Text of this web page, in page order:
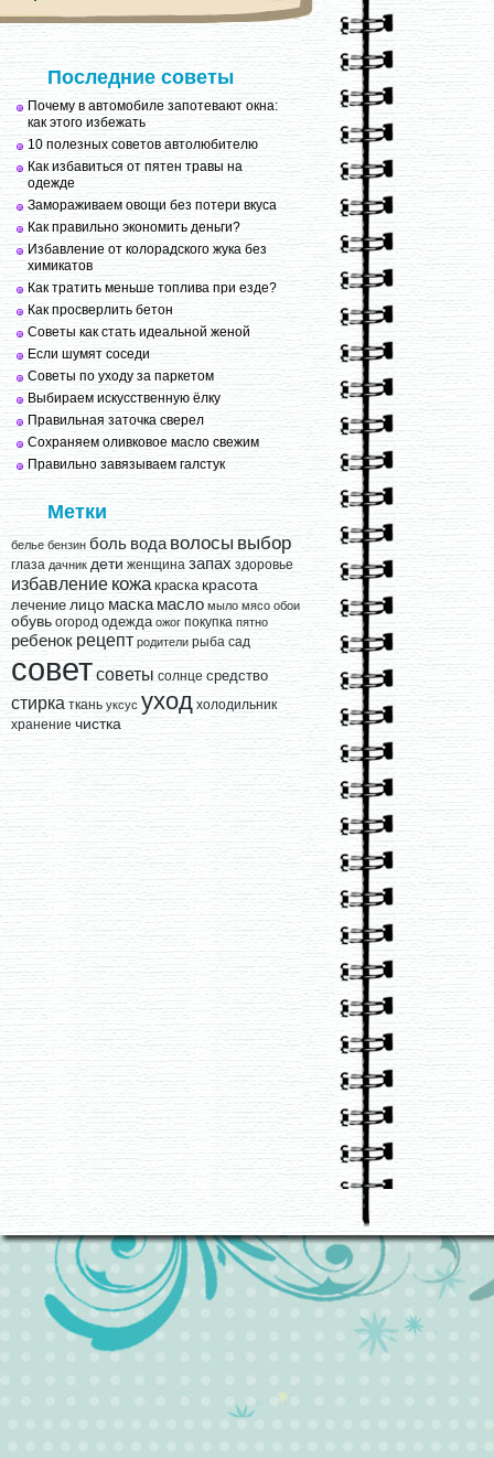
Последние советы
Почему в автомобиле запотевают окна:
как этого избежать
10 полезных советов автолюбителю
Как избавиться от пятен травы на
одежде
Замораживаем овощи без потери вкуса
Как правильно экономить деньги?
Избавление от колорадского жука без
химикатов
Как тратить меньше топлива при езде?
Как просверлить бетон
Советы как стать идеальной женой
Если шумят соседи
Советы по уходу за паркетом
Выбираем искусственную ёлку
Правильная заточка сверел
Сохраняем оливковое масло свежим
Правильно завязываем галстук
Метки
белье бензин боль вода волосы выбор
глаза дачник дети женщина запах здоровье
избавление кожа краска красота
лечение лицо маска масло мыло мясо обои
обувь огород одежда ожог покупка пятно
ребенок рецепт родители рыба сад
советсоветы солнце средство
стирка ткань уксус уход холодильник
хранение чистка